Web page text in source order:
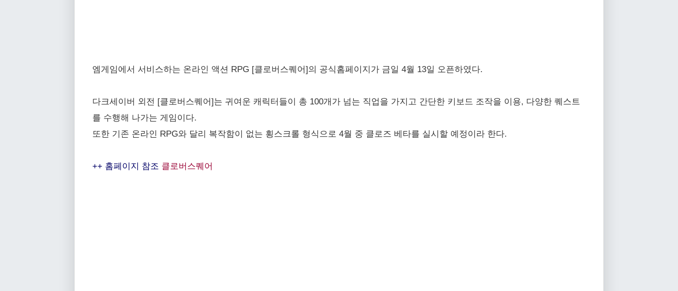
엠게임에서 서비스하는 온라인 액션 RPG [클로버스퀘어]의 공식홈페이지가 금일 4월 13일 오픈하였다.
다크세이버 외전 [클로버스퀘어]는 귀여운 캐릭터들이 총 100개가 넘는 직업을 가지고 간단한 키보드 조작을 이용, 다양한 퀘스트
를 수행해 나가는 게임이다.
또한 기존 온라인 RPG와 달리 복작함이 없는 횡스크롤 형식으로 4월 중 클로즈 베타를 실시할 예정이라 한다.
++ 홈페이지 참조 클로버스퀘어